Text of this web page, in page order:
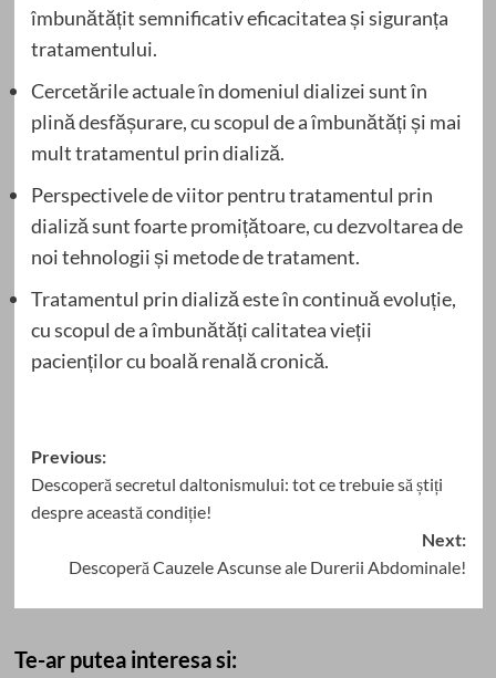
îmbunătățit semnificativ eficacitatea și siguranța
tratamentului.
Cercetările actuale în domeniul dializei sunt în
plină desfășurare, cu scopul de a îmbunătăți și mai
mult tratamentul prin dializă.
Perspectivele de viitor pentru tratamentul prin
dializă sunt foarte promițătoare, cu dezvoltarea de
noi tehnologii și metode de tratament.
Tratamentul prin dializă este în continuă evoluție,
cu scopul de a îmbunătăți calitatea vieții
pacienților cu boală renală cronică.
Post
navigation
Previous:
Descoperă secretul daltonismului: tot ce trebuie să știți
despre această condiție!
Next:
Descoperă Cauzele Ascunse ale Durerii Abdominale!
Te-ar putea interesa si: